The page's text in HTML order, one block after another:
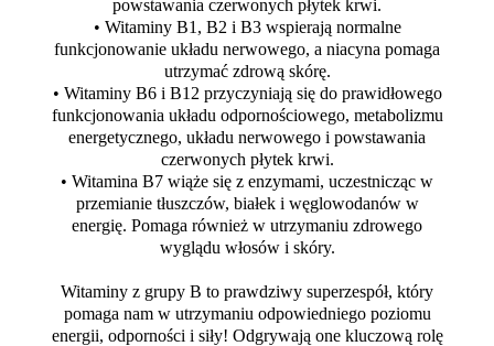
powstawania czerwonych płytek krwi.
• Witaminy B1, B2 i B3 wspierają normalne
funkcjonowanie układu nerwowego, a niacyna pomaga
utrzymać zdrową skórę.
• Witaminy B6 i B12 przyczyniają się do prawidłowego
funkcjonowania układu odpornościowego, metabolizmu
energetycznego, układu nerwowego i powstawania
czerwonych płytek krwi.
• Witamina B7 wiąże się z enzymami, uczestnicząc w
przemianie tłuszczów, białek i węglowodanów w
energię. Pomaga również w utrzymaniu zdrowego
wyglądu włosów i skóry.
Witaminy z grupy B to prawdziwy superzespół, który
pomaga nam w utrzymaniu odpowiedniego poziomu
energii, odporności i siły! Odgrywają one kluczową rolę